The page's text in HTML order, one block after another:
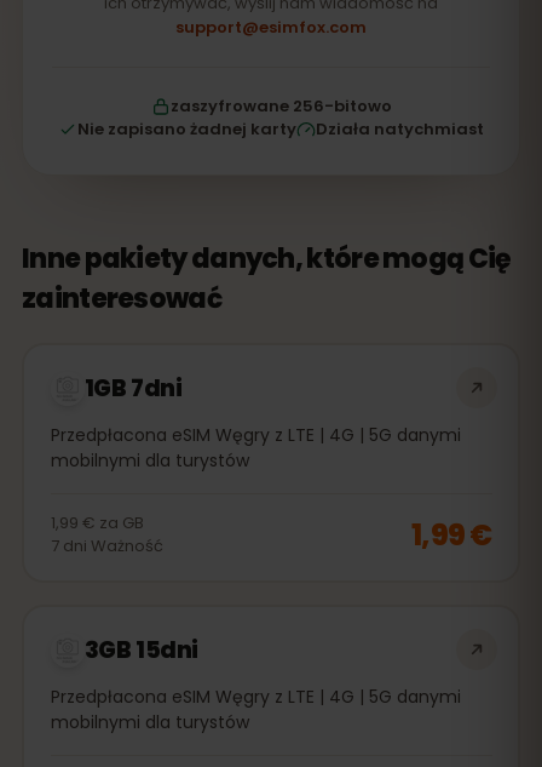
support@esimfox.com
zaszyfrowane 256-bitowo
Nie zapisano żadnej karty
Działa natychmiast
Inne pakiety danych, które mogą Cię
zainteresować
1GB 7dni
Przedpłacona eSIM Węgry z LTE | 4G | 5G danymi
mobilnymi dla turystów
1,99 € za GB
7 dni Ważność 1,99 €
3GB 15dni
Przedpłacona eSIM Węgry z LTE | 4G | 5G danymi
mobilnymi dla turystów